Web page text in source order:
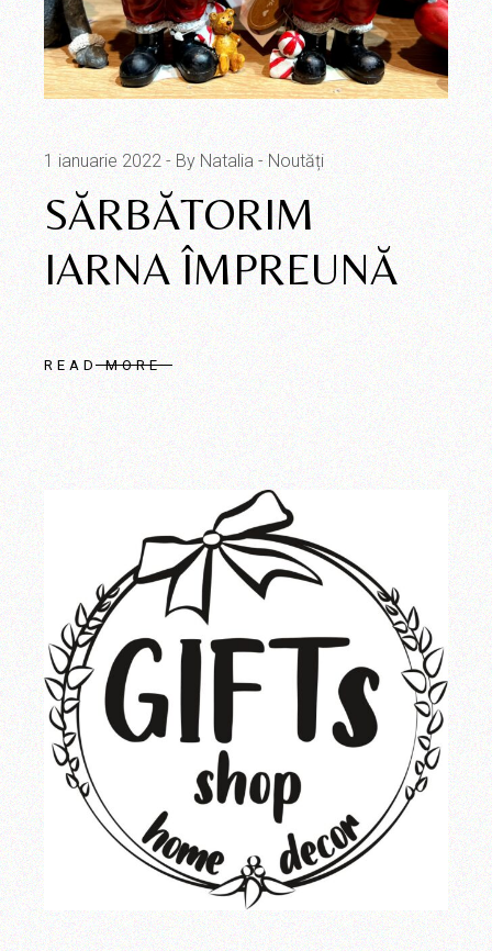
1 ianuarie 2022 By Natalia Noutăți
SĂRBĂTORIM
IARNA ÎMPREUNĂ
READ MORE